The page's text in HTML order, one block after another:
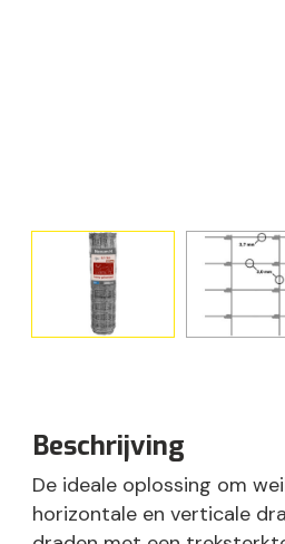
Beschrijving
De ideale oplossing om
horizontale en verticale